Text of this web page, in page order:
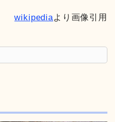
wikipediaより画像引用